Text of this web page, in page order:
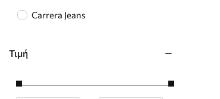
Carrera Jeans
LERROS
Τιμή